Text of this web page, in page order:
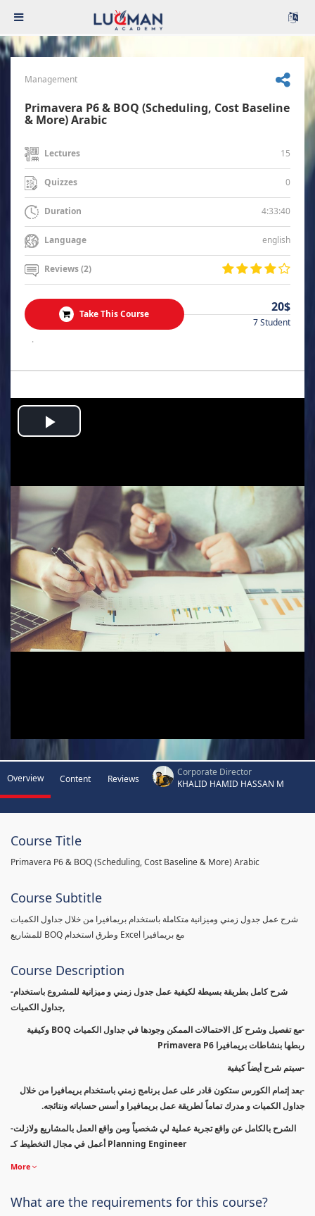
Management
Primavera P6 & BOQ (Scheduling, Cost Baseline
& More) Arabic
Lectures 15
Quizzes 0
Duration 4:33:40
Language english
Reviews (2)
Take This Course 20$
7 Student
.
Play
Overview Content Reviews
Corporate Director
KHALID HAMID HASSAN M
Course Title
Primavera P6 & BOQ (Scheduling, Cost Baseline & More) Arabic
Course Subtitle
شرح عمل جدول زمني وميزانية متكاملة باستخدام بريمافيرا من خلال جداول الكميات
للمشاريع BOQ وطرق استخدام Excel مع بريمافيرا
Course Description
-شرح كامل بطريقة بسيطة لكيفية عمل جدول زمني و ميزانية للمشروع باستخدام
جداول الكميات,
-مع تفصيل وشرح كل الاحتمالات الممكن وجودها في جداول الكميات BOQ وكيفية
ربطها بنشاطات بريمافيرا Primavera P6
-سيتم شرح أيضاً كيفية
-بعد إتمام الكورس ستكون قادر على عمل برنامج زمني باستخدام بريمافيرا من خلال
جداول الكميات و مدرك تماماً لطريقة عمل بريمافيرا و أسس حساباته ونتائجه.
-الشرح بالكامل عن واقع تجربة عملية لي شخصياً ومن واقع العمل بالمشاريع ولازلت
أعمل في مجال التخطيط كـ Planning Engineer
More
What are the requirements for this course?